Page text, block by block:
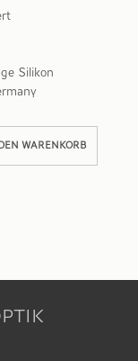
Silikon
WARENKORB